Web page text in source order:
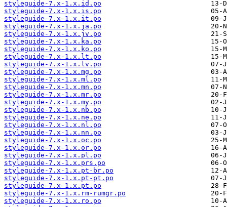
styleguide-7.x-1.x.id.po
styleguide-7.x-1.x.is.po
styleguide-7.x-1.x.it.po
styleguide-7.x-1.x.ja.po
styleguide-7.x-1.x.jv.po
styleguide-7.x-1.x.ka.po
styleguide-7.x-1.x.ko.po
styleguide-7.x-1.x.lt.po
styleguide-7.x-1.x.lv.po
styleguide-7.x-1.x.mg.po
styleguide-7.x-1.x.ml.po
styleguide-7.x-1.x.mn.po
styleguide-7.x-1.x.mr.po
styleguide-7.x-1.x.my.po
styleguide-7.x-1.x.nb.po
styleguide-7.x-1.x.ne.po
styleguide-7.x-1.x.nl.po
styleguide-7.x-1.x.nn.po
styleguide-7.x-1.x.oc.po
styleguide-7.x-1.x.or.po
styleguide-7.x-1.x.pl.po
styleguide-7.x-1.x.prs.po
styleguide-7.x-1.x.pt-br.po
styleguide-7.x-1.x.pt-pt.po
styleguide-7.x-1.x.pt.po
styleguide-7.x-1.x.rm-rumgr.po
styleguide-7.x-1.x.ro.po